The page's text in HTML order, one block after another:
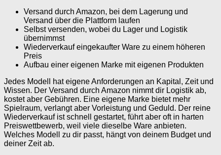
Versand durch Amazon, bei dem Lagerung und
Versand über die Plattform laufen
Selbst versenden, wobei du Lager und Logistik
übernimmst
Wiederverkauf eingekaufter Ware zu einem höheren
Preis
Aufbau einer eigenen Marke mit eigenen Produkten
Jedes Modell hat eigene Anforderungen an Kapital, Zeit und
Wissen. Der Versand durch Amazon nimmt dir Logistik ab,
kostet aber Gebühren. Eine eigene Marke bietet mehr
Spielraum, verlangt aber Vorleistung und Geduld. Der reine
Wiederverkauf ist schnell gestartet, führt aber oft in harten
Preiswettbewerb, weil viele dieselbe Ware anbieten.
Welches Modell zu dir passt, hängt von deinem Budget und
deiner Zeit ab.